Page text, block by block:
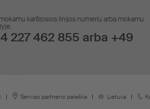
karštosios linijos numeriu arba mokamu
227 462 855 arba +49
Serviso partnerio paieška Lietuva